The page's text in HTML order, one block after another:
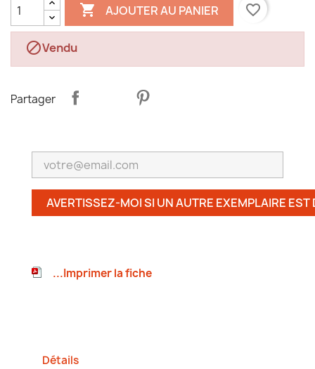
 AJOUTER AU PANIER favorite_border
Vendu
Partager
AVERTISSEZ-MOI SI UN AUTRE EXEMPLAIRE EST
...Imprimer la fiche
Détails